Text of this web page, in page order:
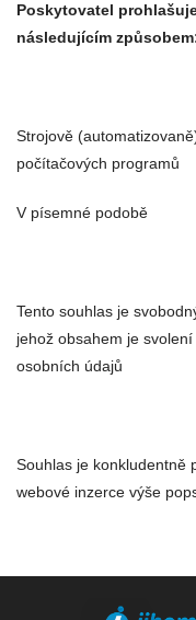
Poskytovatel
následujícím
Strojově
počítačových programů
V písemné podobě
Tento souhlas je
jehož obsahem je
osobních údajů
Souhlas je konkludentně
webové inzerce výše